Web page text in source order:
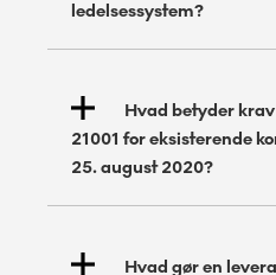
ledelsessystem?
Hvad betyder
21001 for eksisterende
25. august 2020?
Hvad gør en